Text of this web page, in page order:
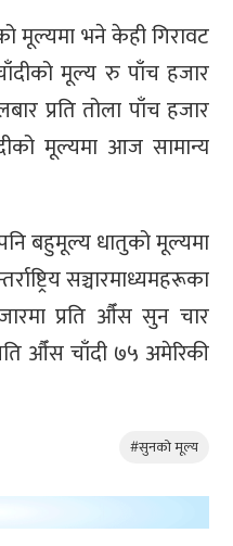
मूल्यमा भने केही गिरावट
मूल्य रु पाँच हजार
प्रति तोला पाँच हजार
मूल्यमा आज सामान्य
पनि बहुमूल्य धातुको मूल्यमा
सञ्चारमाध्यमहरूका
प्रति औँस सुन चार
औँस चाँदी ७५ अमेरिकी
#सुनकाे मूल्य